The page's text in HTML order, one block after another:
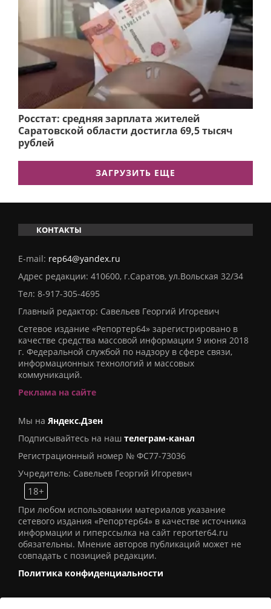
Росстат: средняя зарплата жителей
Саратовской области достигла 69,5 тысяч
рублей
ЗАГРУЗИТЬ ЕЩЕ
КОНТАКТЫ
E-mail: rep64@yandex.ru
Адрес редакции: 410600, г.Саратов, ул.Вольская 32/34
Тел: 8-917-305-4695
Главный редактор: Савельев Георгий Игоревич
Сетевое издание «Репортер64» зарегистрировано в
качестве средства массовой информации 9 июня 2018
г. Федеральной службой по надзору в сфере связи,
информационных технологий и массовых
коммуникаций.
Реклама на сайте
Мы на Яндекс.Дзен
Подписывайтесь на наш телеграм-канал
Регистрационный номер № ФС77-73036
Учредитель: Савельев Георгий Игоревич
18+
При любом использовании материалов указание
сетевого издания «Репортер64» в качестве источника
информации и гиперссылка на сайт reporter64.ru
обязательны. Мнение авторов публикаций может не
совпадать с позицией редакции.
Политика конфиденциальности